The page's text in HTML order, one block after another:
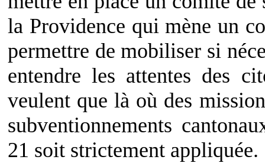
la Providence qui mène un
permettre de mobiliser si
entendre les attentes des
veulent que là où des
subventionnements
21 soit strictement appliquée.